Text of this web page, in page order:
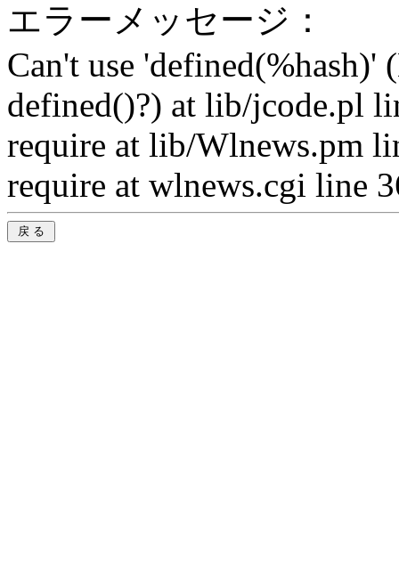
エラーメッセージ：
Can't use
defined()?) at lib/jcode.pl
require at lib/Wlnews.pm
require at wlnews.cgi line